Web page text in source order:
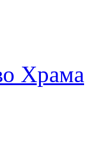
Храма